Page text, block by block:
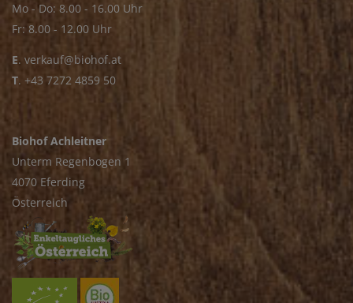
Mo - Do: 8.00 - 16.00 Uhr
Fr: 8.00 - 12.00 Uhr
E. verkauf@biohof.at
T. +43 7272 4859 50
Biohof Achleitner
Unterm Regenbogen 1
4070 Eferding
Österreich